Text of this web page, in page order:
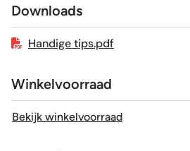
Geschikt voor vloerverwarming
Downloads
Handige tips.pdf
Winkelvoorraad
Bekijk winkelvoorraad